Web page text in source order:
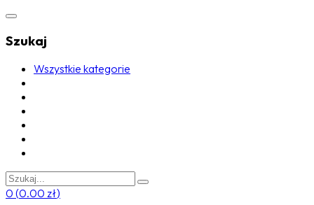
Szukaj
Wszystkie kategorie
0 (0.00 zł)